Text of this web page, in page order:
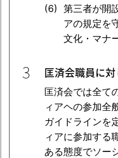
第三者が開
アの規定を
文化・マナ
3 匡済会職員に
匡済会では全て
ィアヘの参加全
ガイドラインを
ィアに参加する
ある態度でソー